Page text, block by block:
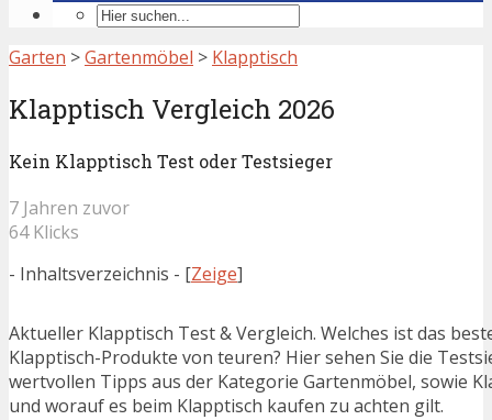
Garten >Gartenmöbel > Klapptisch
Klapptisch Vergleich 2026
Kein Klapptisch Test oder Testsieger
7 Jahren zuvor
64 Klicks
- Inhaltsverzeichnis - [Zeige]
Aktueller Klapptisch Test & Vergleich. Welches ist das
Klapptisch-Produkte von teuren? Hier sehen Sie die
wertvollen Tipps aus der Kategorie Gartenmöbel, sowie
und worauf es beim Klapptisch kaufen zu achten gilt.